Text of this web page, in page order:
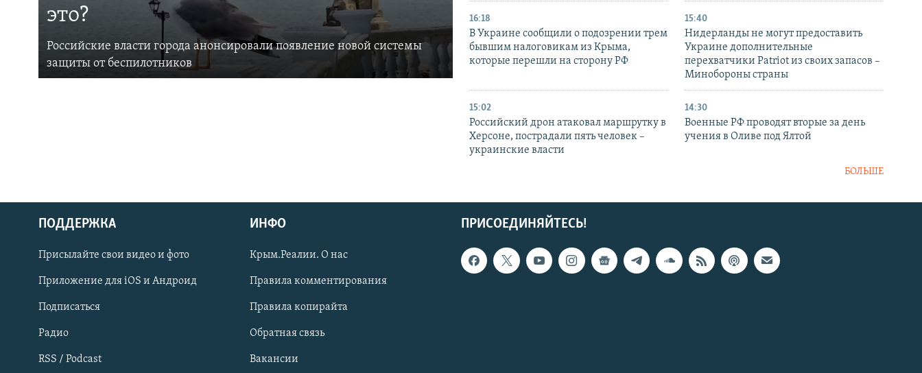
Українською
Qırımtatar
ПРИСОЕДИНЯЙТЕСЬ!
это?
Российские власти города анонсировали появление новой системы
защиты от беспилотников
16:18
В Украине сообщили о подозрении трем
бывшим налоговикам из Крыма,
которые перешли на сторону РФ
15:40
Нидерланды не могут предоставить
Украине дополнительные
перехватчики Patriot из своих запасов –
Минобороны страны
15:02
Российский дрон атаковал маршрутку в
Херсоне, пострадали пять человек –
украинские власти
14:30
Военные РФ проводят вторые за день
учения в Оливе под Ялтой
БОЛЬШЕ
ПРИСОЕДИНЯЙТЕСЬ!
ПОДДЕРЖКА
Присылайте свои видео и фото
Приложение для iOS и Андроид
Подписаться
Радио
RSS / Podcast
ИНФО
Крым.Реалии. О нас
Правила комментирования
Правила копирайта
Обратная связь
Вакансии